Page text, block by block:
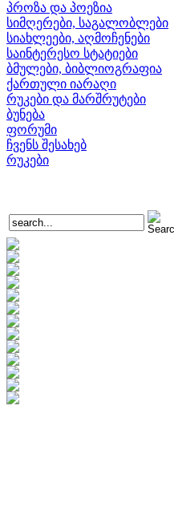
პროზა და პოეზია
სიმღერები, საგალობლები
სიახლეები, აღმოჩენები
საინტერესო სტატიები
ბმულები, ბიბლიოგრაფია
ქართული იარაღი
რუკები და მარშრუტები
ბუნება
ფორუმი
ჩვენს შესახებ
რუკები